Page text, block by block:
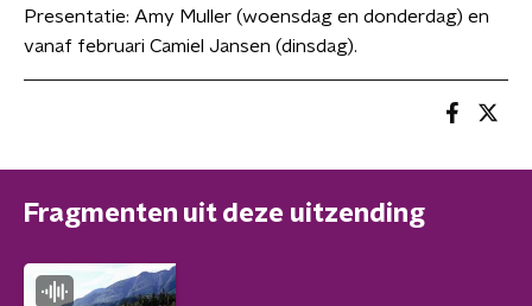
Presentatie: Amy Muller (woensdag en donderdag) en
vanaf februari Camiel Jansen (dinsdag).
Fragmenten uit deze uitzending